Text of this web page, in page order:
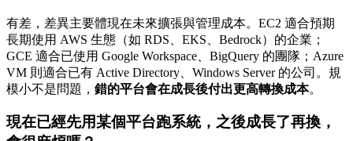
有差，差異主要體現在未來擴張與管理成本。EC2 適合預期
長期使用 AWS 生態（如 RDS、EKS、Bedrock）的企業；
GCE 適合已使用 Google Workspace、BigQuery 的團隊；Azure
VM 則適合已有 Active Directory、Windows Server 的公司。規
模小不是問題， 錯的平台會在成長後付出更高轉換成本。
現在已經先用某個平台跑系統，之後成長了再換，